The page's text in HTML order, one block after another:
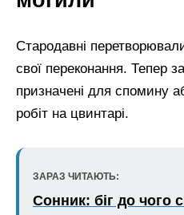
Стародавні
свої переконання. Тепер
призначені для спомину
робіт на цвинтарі.
ЗАРАЗ ЧИТАЮТЬ:
Сонник: біг до чого